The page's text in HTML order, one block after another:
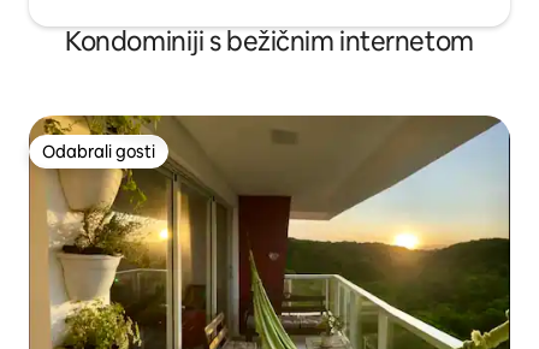
Kondominiji s bežičnim internetom
Odabrali gosti
Odabrali gosti